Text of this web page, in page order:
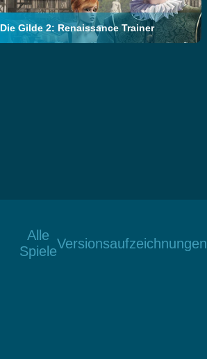
Die Gilde 2: Renaissance Trainer
Alle
Spiele
Versionsaufzeichnungen